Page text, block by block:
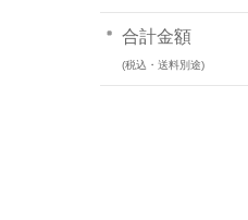
合計金額
(税込・送料別途)